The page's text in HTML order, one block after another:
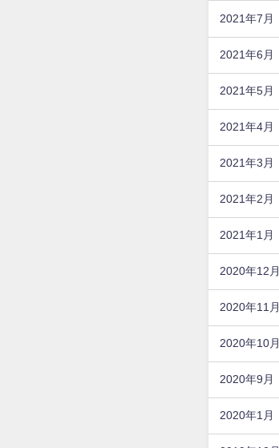
2021年7月
2021年6月
2021年5月
2021年4月
2021年3月
2021年2月
2021年1月
2020年12月
2020年11月
2020年10月
2020年9月
2020年1月